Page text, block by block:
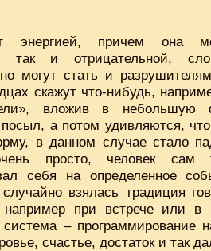
энергией, причем она
так и отрицательной,
могут стать и
скажут что-нибудь,
вложив в небольшую
посыл, а потом удивляются,
в данном случае стало
просто, человек
себя на определенное
взялась традиция
при встрече или в
– программирование
счастье, достаток и так